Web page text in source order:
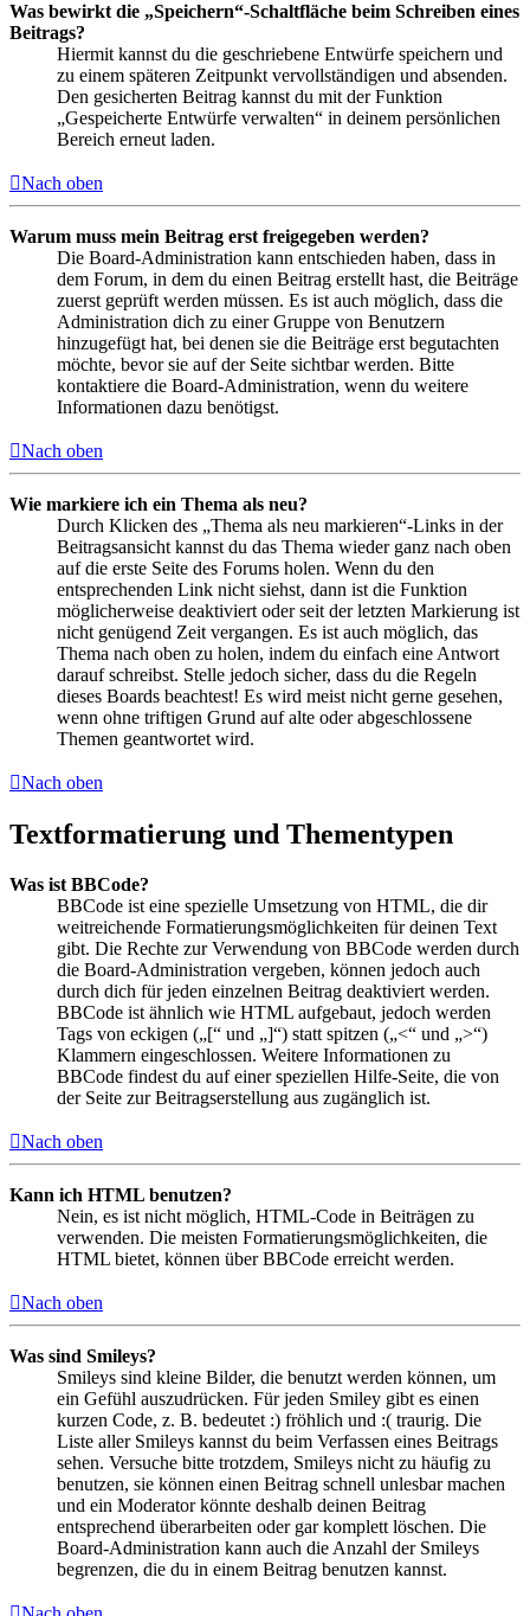
Was bewirkt die „Speichern“-Schaltfläche beim Schreiben eines
Beitrags?
Hiermit kannst du die geschriebene Entwürfe speichern und
zu einem späteren Zeitpunkt vervollständigen und absenden.
Den gesicherten Beitrag kannst du mit der Funktion
„Gespeicherte Entwürfe verwalten“ in deinem persönlichen
Bereich erneut laden.
Nach oben
Warum muss mein Beitrag erst freigegeben werden?
Die Board-Administration kann entschieden haben, dass in
dem Forum, in dem du einen Beitrag erstellt hast, die Beiträge
zuerst geprüft werden müssen. Es ist auch möglich, dass die
Administration dich zu einer Gruppe von Benutzern
hinzugefügt hat, bei denen sie die Beiträge erst begutachten
möchte, bevor sie auf der Seite sichtbar werden. Bitte
kontaktiere die Board-Administration, wenn du weitere
Informationen dazu benötigst.
Nach oben
Wie markiere ich ein Thema als neu?
Durch Klicken des „Thema als neu markieren“-Links in der
Beitragsansicht kannst du das Thema wieder ganz nach oben
auf die erste Seite des Forums holen. Wenn du den
entsprechenden Link nicht siehst, dann ist die Funktion
möglicherweise deaktiviert oder seit der letzten Markierung ist
nicht genügend Zeit vergangen. Es ist auch möglich, das
Thema nach oben zu holen, indem du einfach eine Antwort
darauf schreibst. Stelle jedoch sicher, dass du die Regeln
dieses Boards beachtest! Es wird meist nicht gerne gesehen,
wenn ohne triftigen Grund auf alte oder abgeschlossene
Themen geantwortet wird.
Nach oben
Textformatierung und Thementypen
Was ist BBCode?
BBCode ist eine spezielle Umsetzung von HTML, die dir
weitreichende Formatierungsmöglichkeiten für deinen Text
gibt. Die Rechte zur Verwendung von BBCode werden durch
die Board-Administration vergeben, können jedoch auch
durch dich für jeden einzelnen Beitrag deaktiviert werden.
BBCode ist ähnlich wie HTML aufgebaut, jedoch werden
Tags von eckigen („[“ und „]“) statt spitzen („<“ und „>“)
Klammern eingeschlossen. Weitere Informationen zu
BBCode findest du auf einer speziellen Hilfe-Seite, die von
der Seite zur Beitragserstellung aus zugänglich ist.
Nach oben
Kann ich HTML benutzen?
Nein, es ist nicht möglich, HTML-Code in Beiträgen zu
verwenden. Die meisten Formatierungsmöglichkeiten, die
HTML bietet, können über BBCode erreicht werden.
Nach oben
Was sind Smileys?
Smileys sind kleine Bilder, die benutzt werden können, um
ein Gefühl auszudrücken. Für jeden Smiley gibt es einen
kurzen Code, z. B. bedeutet :) fröhlich und :( traurig. Die
Liste aller Smileys kannst du beim Verfassen eines Beitrags
sehen. Versuche bitte trotzdem, Smileys nicht zu häufig zu
benutzen, sie können einen Beitrag schnell unlesbar machen
und ein Moderator könnte deshalb deinen Beitrag
entsprechend überarbeiten oder gar komplett löschen. Die
Board-Administration kann auch die Anzahl der Smileys
begrenzen, die du in einem Beitrag benutzen kannst.